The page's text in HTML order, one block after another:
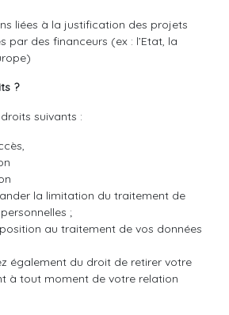
liées à la justification des projets
par des financeurs (ex : l’Etat, la
?
suivants :
la limitation du traitement de
;
au traitement de vos données
également du droit de retirer votre
à tout moment de votre relation